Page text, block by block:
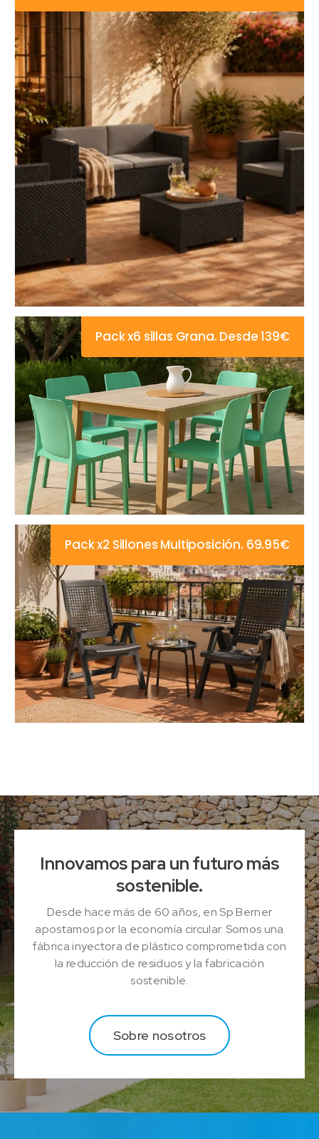
Pack x6 sillas Grana. Desde 139€
Pack x2 Sillones Multiposición. 69.95€
Innovamos para un futuro más
sostenible.
Desde hace más de 60 años, en Sp Berner
apostamos por la economía circular. Somos una
fábrica inyectora de plástico comprometida con
la reducción de residuos y la fabricación
sostenible.
Sobre nosotros